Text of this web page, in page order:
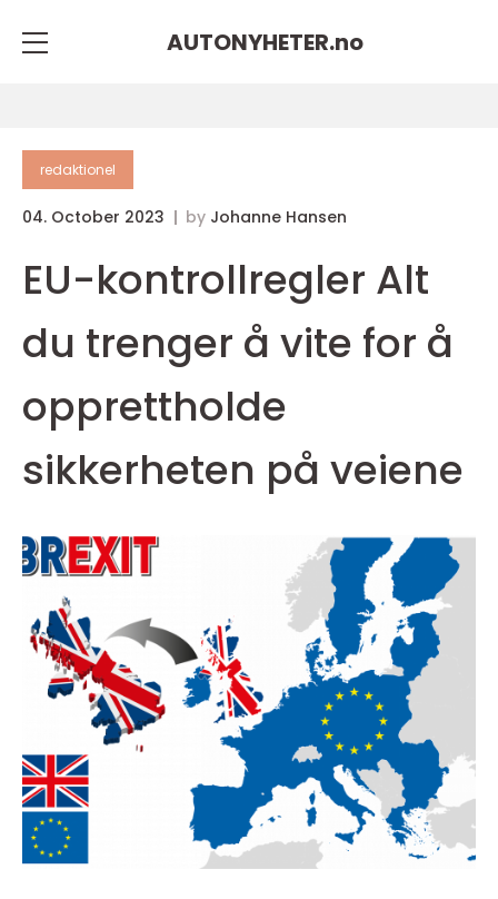
AUTONYHETER.no
redaktionel
04. October 2023 by Johanne Hansen
EU-kontrollregler Alt
du trenger å vite for å
opprettholde
sikkerheten på veiene